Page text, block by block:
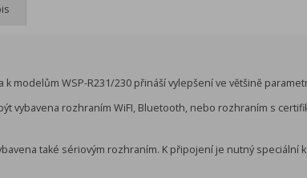
k modelům WSP-R231/230 přináší vylepšení ve většině
vybavena rozhraním WiFI, Bluetooth, nebo rozhraním s
také sériovým rozhraním. K připojení je nutný speciální